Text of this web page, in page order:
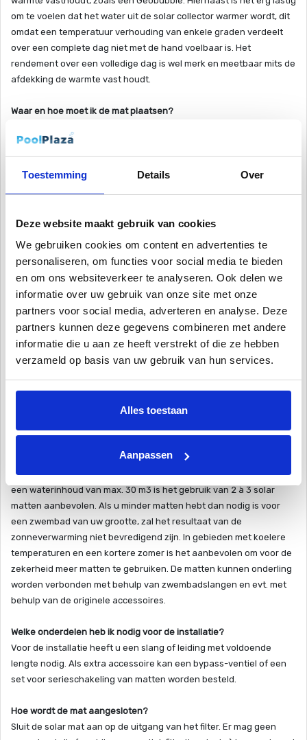
Toestemming Details Over
Deze website maakt gebruik van cookies
We gebruiken cookies om content en advertenties te
personaliseren, om functies voor social media te bieden
en om ons websiteverkeer te analyseren. Ook delen we
informatie over uw gebruik van onze site met onze
partners voor social media, adverteren en analyse. Deze
partners kunnen deze gegevens combineren met andere
informatie die u aan ze heeft verstrekt of die ze hebben
verzameld op basis van uw gebruik van hun services.
Alles toestaan
Aanpassen
om te voelen dat het water uit de solar collector warmer wordt, dit
omdat een temperatuur verhouding van enkele graden verdeelt
over een complete dag niet met de hand voelbaar is. Het
rendement over een volledige dag is wel merk en meetbaar mits de
afdekking de warmte vast houdt.
Waar en hoe moet ik de mat plaatsen?
(ten minste 6 uur per dag). Hoe langer de zon schijnt op de mat,
hoe beter de opwarming van het water. De kanteling van de solar
mat wordt bereikt door montage van de meegeleverde
of dieren gemakkelijker maken om in het zwembad te springen.
mechanische beschadiging van de mat kan optreden, bijv. door
wegvliegende stenen.
Heb ik een speciale pomp nodig?
Als de filterpomp in orde is, zou er geen probleem mogen zijn met
de installatie van de solar mat direct aan de filter. De mat beperkt
de vrije stroming slechts minimaal en er is dus geen overbelasting
van de pomp. Slechts in het geval dat de mat verder van het
zwembad of hoger dan het waterniveau van het zwembad
geïnstalleerd wordt, is het nodig de installatie met een vakman te
Voor zwembaden met een waterinhoud van max. 20 m3 is het
gebruik van 1 à 2 solar matten aanbevolen, voor zwembaden met
een waterinhoud van max. 30 m3 is het gebruik van 2 à 3 solar
matten aanbevolen. Als u minder matten hebt dan nodig is voor
een zwembad van uw grootte, zal het resultaat van de
zonneverwarming niet bevredigend zijn. In gebieden met koelere
temperaturen en een kortere zomer is het aanbevolen om voor de
zekerheid meer matten te gebruiken. De matten kunnen onderling
worden verbonden met behulp van zwembadslangen en evt. met
behulp van de originele accessoires.
Welke onderdelen heb ik nodig voor de installatie?
Voor de installatie heeft u een slang of leiding met voldoende
lengte nodig. Als extra accessoire kan een bypass-ventiel of een
set voor serieschakeling van matten worden besteld.
Hoe wordt de mat aangesloten?
Sluit de solar mat aan op de uitgang van het filter. Er mag geen